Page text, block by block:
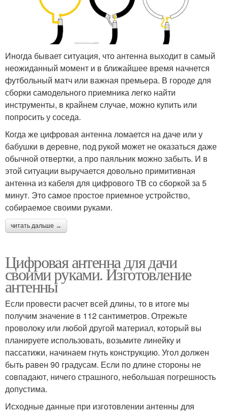
Иногда бывает ситуация, что антенна выходит в самый
неожиданный момент и в ближайшее время начнется
футбольный матч или важная премьера. В городе для
сборки самодельного приемника легко найти
инструменты, в крайнем случае, можно купить или
попросить у соседа.
Когда же цифровая антенна ломается на даче или у
бабушки в деревне, под рукой может не оказаться даже
обычной отвертки, а про паяльник можно забыть. И в
этой ситуации выручается довольно примитивная
антенна из кабеля для цифрового ТВ со сборкой за 5
минут. Это самое простое приемное устройство,
собираемое своими руками.
читать дальше →
Цифровая антенна для дачи
своими руками. Изготовление
антенны
Если провести расчет всей длины, то в итоге мы
получим значение в 112 сантиметров. Отрежьте
проволоку или любой другой материал, который вы
планируете использовать, возьмите линейку и
пассатижи, начинаем гнуть конструкцию. Угол должен
быть равен 90 градусам. Если по длине стороны не
совпадают, ничего страшного, небольшая погрешность
допустима.
Исходные данные при изготовлении антенны для